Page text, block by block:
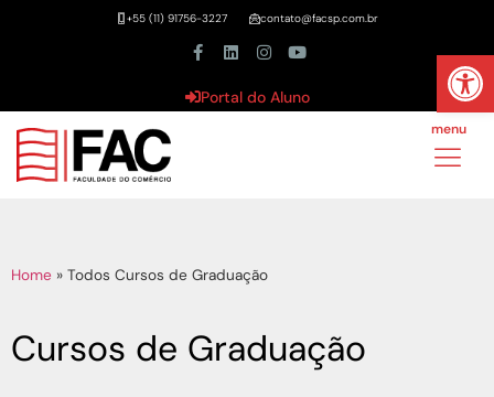
Abrir
+55 (11) 91756-3227 contato@facsp.com.br
Portal do Aluno
menu
Home » Todos Cursos de Graduação
Cursos de Graduação